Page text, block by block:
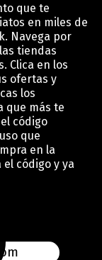
que te
en miles de
Navega por
tiendas
Clica en los
ofertas y
los
que más te
código
que
en la
código y ya